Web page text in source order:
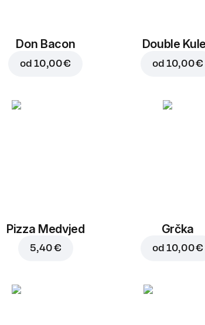
Don Bacon
od10,00 €
Double
od 10,00 €
Pizza Medvjed
5,40 €
Grčka
od 10,00 €